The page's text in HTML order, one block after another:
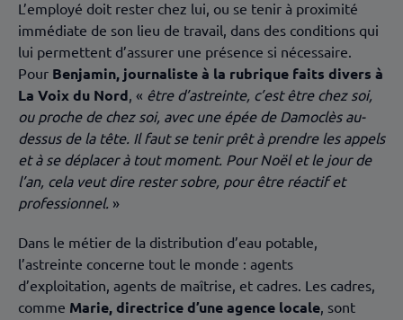
L’employé doit rester chez lui, ou se tenir à proximité
immédiate de son lieu de travail, dans des conditions qui
lui permettent d’assurer une présence si nécessaire.
Pour Benjamin, journaliste à la rubrique faits divers à
La Voix du Nord , « être d’astreinte, c’est être chez soi,
ou proche de chez soi, avec une épée de Damoclès au-
dessus de la tête. Il faut se tenir prêt à prendre les appels
et à se déplacer à tout moment. Pour Noël et le jour de
l’an, cela veut dire rester sobre, pour être réactif et
professionnel. »
Dans le métier de la distribution d’eau potable,
l’astreinte concerne tout le monde : agents
d’exploitation, agents de maîtrise, et cadres. Les cadres,
comme Marie, directrice d’une agence locale, sont